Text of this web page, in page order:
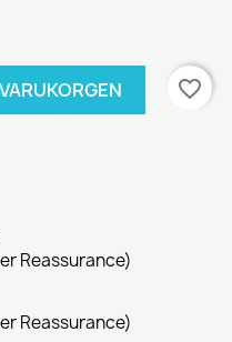
favorite_border
Reassurance)
Reassurance)